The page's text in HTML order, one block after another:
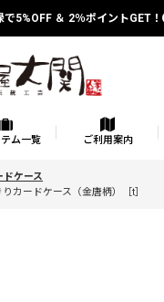
で5%OFF ＆ 2％ポイントGET！
テム一覧 ご利用案内
ドケース
カードケース（金唐柄）［t］